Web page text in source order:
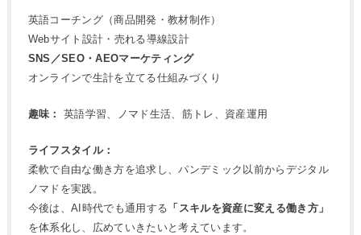
英語コーチング（商品開発・教材制作）
Webサイト設計・売れる導線設計
SNS／SEO・AEOマーケティング
オンラインで生計を立てる仕組みづくり
趣味： 英語学習、ノマド生活、筋トレ、資産運用
ライフスタイル：
柔軟で自由な働き方を追求し、パンデミック以前からデジタル
ノマドを実践。
今後は、AI時代でも通用する 「スキルを資産に変える働き方」
を体系化し、広めていきたいと考えています。